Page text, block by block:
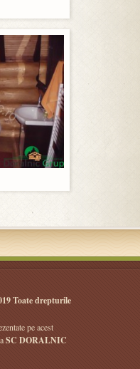
Toate drepturile
pe acest
SC DORALNIC